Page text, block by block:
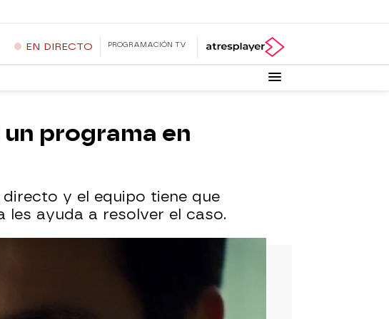
EN DIRECTO PROGRAMACIÓN TV
programa en
y el equipo tiene que
ayuda a resolver el caso.